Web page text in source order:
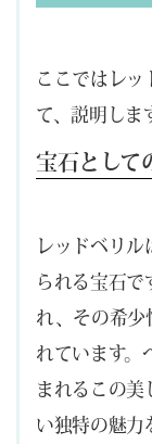
ここではレッ
て、説明しま
宝石として
レッドベリ
られる宝石で
れ、その希少
れています。
まれるこの美
い独特の魅力